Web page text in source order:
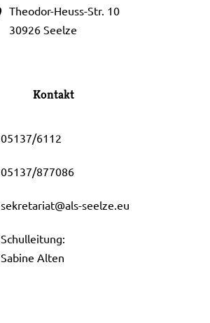
Theodor-Heuss-Str. 10
30926 Seelze
Kontakt
05137/6112
05137/877086
sekretariat@als-seelze.eu
Schulleitung:
Sabine Alten